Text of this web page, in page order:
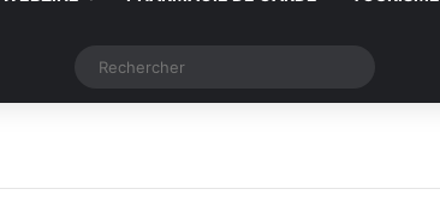
Article Aléatoire
Switch skin